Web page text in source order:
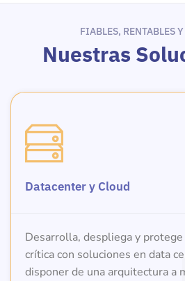
FIABLES, RENTABLES
Nuestras
Datacenter y Cloud
Desarrolla, despliega y
crítica con soluciones en data
disponer de una arquitectura a